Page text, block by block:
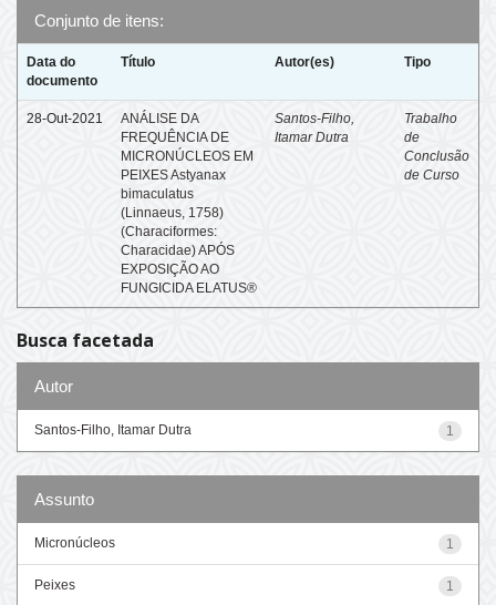
Conjunto de itens:
Data do
documento
Título Autor(es) Tipo
28-Out-2021
ANÁLISE DA
FREQUÊNCIA DE
MICRONÚCLEOS EM
PEIXES Astyanax
bimaculatus
(Linnaeus, 1758)
(Characiformes:
Characidae) APÓS
EXPOSIÇÃO AO
FUNGICIDA ELATUS®
Santos-Filho,
Itamar Dutra
Trabalho
de
Conclusão
de Curso
Busca facetada
Autor
1
Santos-Filho, Itamar Dutra
Assunto
1
Micronúcleos
1
Peixes